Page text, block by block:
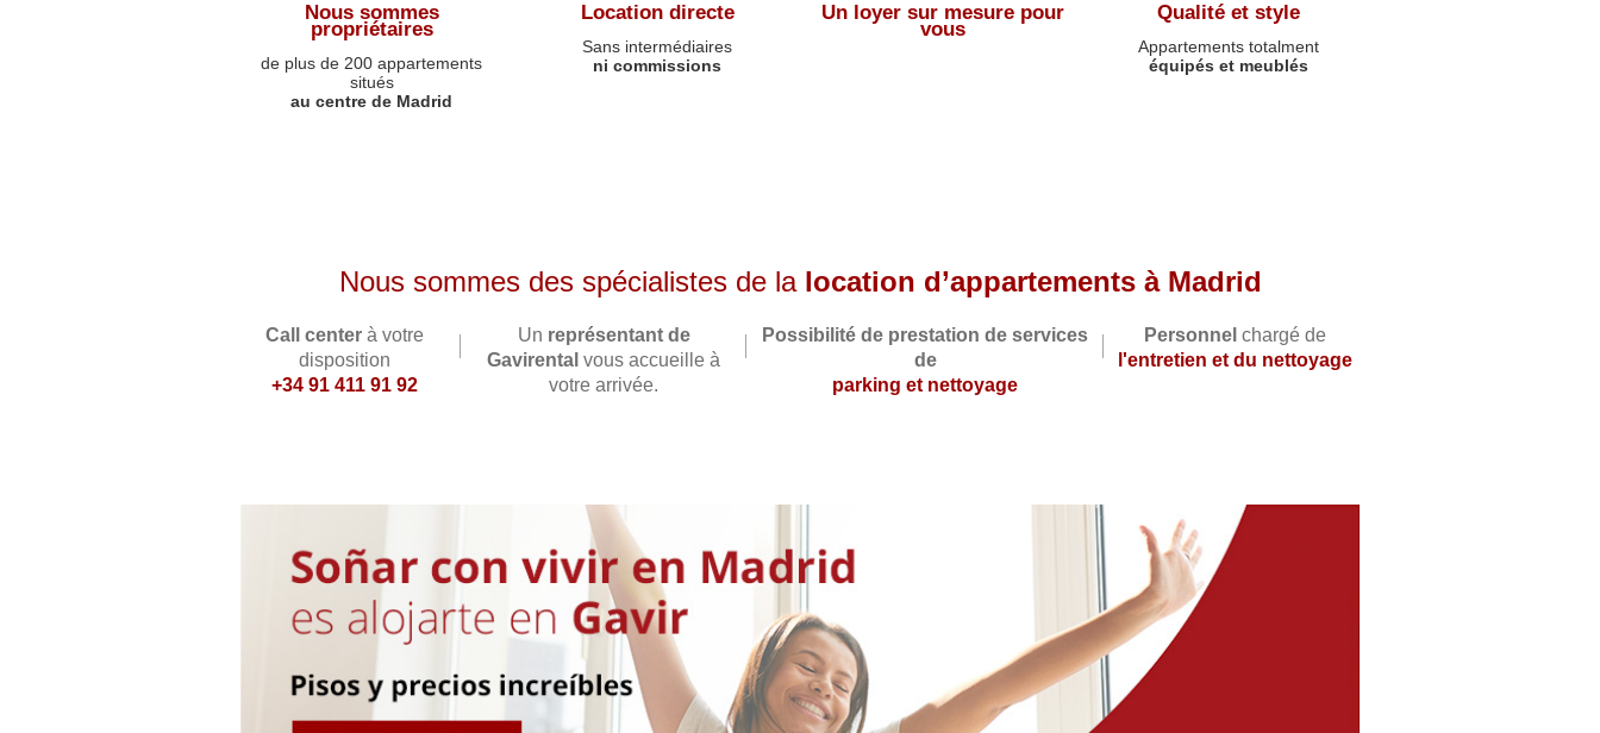
Nous sommes
propriétaires
de plus de 200 appartements
situés
au centre de Madrid
Location directe
Sans intermédiaires
ni commissions
Un loyer sur mesure pour
vous
Qualité et style
Appartements totalment
équipés et meublés
Nous sommes des spécialistes de la location d’appartements à Madrid
Call center à votre
disposition
+34 91 411 91 92
Un représentant de
Gavirental vous accueille à
votre arrivée.
Possibilité de prestation de services
de
parking et nettoyage
Personnel chargé de
l'entretien et du nettoyage